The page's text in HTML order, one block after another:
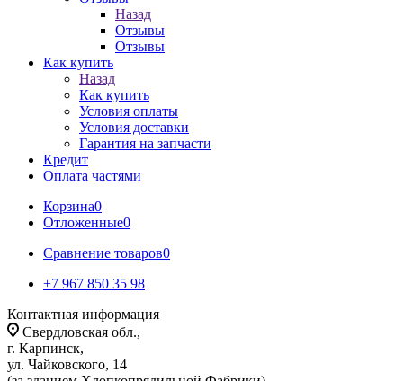
Назад
Отзывы
Отзывы
Как купить
Назад
Как купить
Условия оплаты
Условия доставки
Гарантия на запчасти
Кредит
Оплата частями
Корзина0
Отложенные0
Сравнение товаров0
+7 967 850 35 98
Контактная информация
Свердловская обл.,
г. Карпинск,
ул. Чайковского, 14